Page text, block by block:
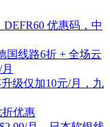
DEFR60 优惠码，中
国线路6折 + 全场云
级仅加10元/月，九
折优惠